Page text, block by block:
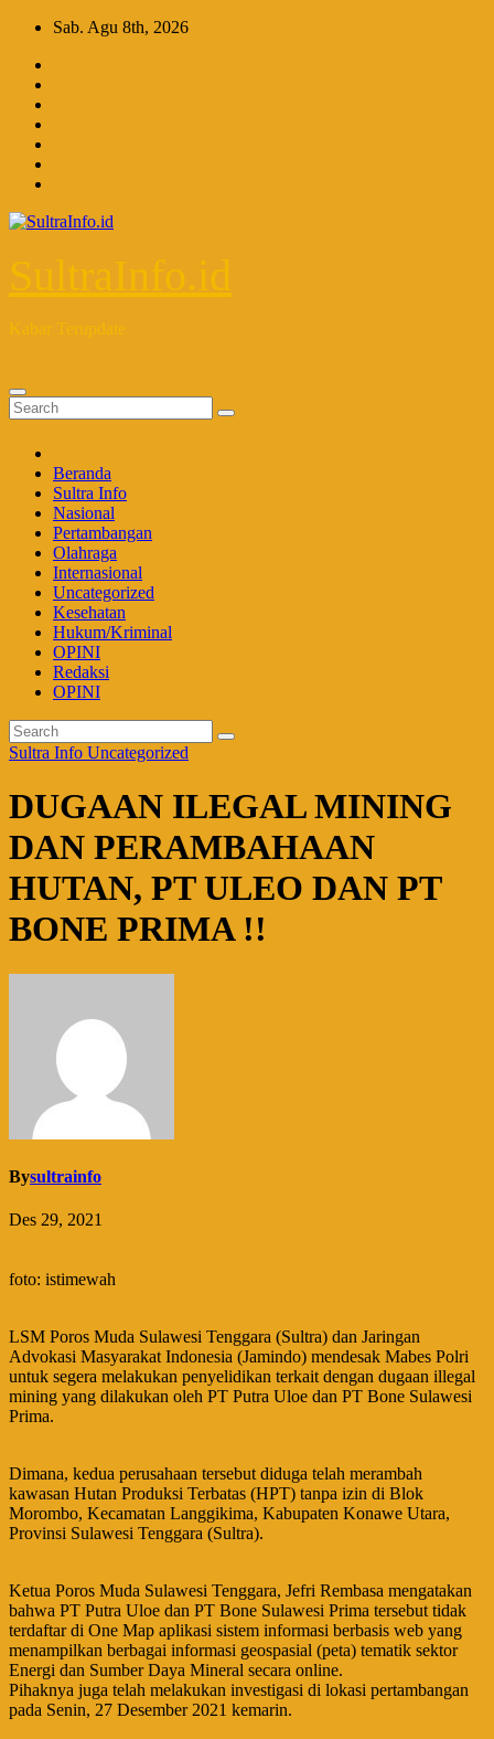
Skip
content
Sab. Agu 8th, 2026
SultraInfo.id
Kabar Terupdate
Beranda
Sultra Info
Nasional
Pertambangan
Olahraga
Internasional
Uncategorized
Kesehatan
Hukum/Kriminal
OPINI
Redaksi
OPINI
Sultra Info Uncategorized
DUGAAN ILEGAL MINING
DAN PERAMBAHAAN
HUTAN, PT ULEO DAN PT
BONE PRIMA !!
Bysultrainfo
Des 29, 2021
foto: istimewah
LSM Poros Muda Sulawesi Tenggara (Sultra) dan Jaringan
Advokasi Masyarakat Indonesia (Jamindo) mendesak Mabes Polri
untuk segera melakukan penyelidikan terkait dengan dugaan illegal
mining yang dilakukan oleh PT Putra Uloe dan PT Bone Sulawesi
Prima.
Dimana, kedua perusahaan tersebut diduga telah merambah
kawasan Hutan Produksi Terbatas (HPT) tanpa izin di Blok
Morombo, Kecamatan Langgikima, Kabupaten Konawe Utara,
Provinsi Sulawesi Tenggara (Sultra).
Ketua Poros Muda Sulawesi Tenggara, Jefri Rembasa mengatakan
bahwa PT Putra Uloe dan PT Bone Sulawesi Prima tersebut tidak
terdaftar di One Map aplikasi sistem informasi berbasis web yang
menampilkan berbagai informasi geospasial (peta) tematik sektor
Energi dan Sumber Daya Mineral secara online.
Pihaknya juga telah melakukan investigasi di lokasi pertambangan
pada Senin, 27 Desember 2021 kemarin.